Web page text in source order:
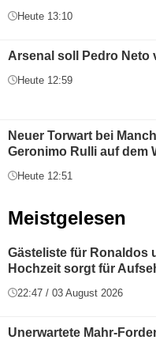
Heute 13:10
Arsenal soll Pedro Neto
Heute 12:59
Neuer Torwart bei
Geronimo Rulli auf dem
Heute 12:51
Meistgelesen
Gästeliste für Ronaldos
Hochzeit sorgt für
22:47 / 03 August 2026
Unerwartete Mahr-